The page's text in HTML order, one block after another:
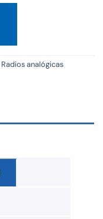
Radios analógicas